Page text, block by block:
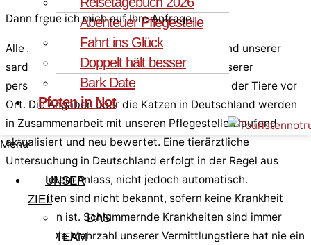
Abenteuer Pflegestelle
Fahrt ins Glück
Doppelt hält besser
Bark Date
Pfoten in Not
Menü
UNSER
ZIEL
DAS
TEAM
Dann freue ich mich auf Ihre Anfrage.
Alle Angaben entsprechen dem Kenntnisstand unserer
sardischen Kollegen und Tierärzte sowie unserer
persönlichen Einschätzung bei der Sichtung der Tiere vor
Ort. Die Angaben über die Katzen in Deutschland werden
in Zusammenarbeit mit unseren Pflegestellen laufend
aktualisiert und neu bewertet. Eine tierärztliche
Untersuchung in Deutschland erfolgt in der Regel aus
begründetem Anlass, nicht jedoch automatisch.
Krankheiten sind nicht bekannt, sofern keine Krankheit
angegeben ist. Schlummernde Krankheiten sind immer
möglich. Die Mehrzahl unserer Vermittlungstiere hat nie ein